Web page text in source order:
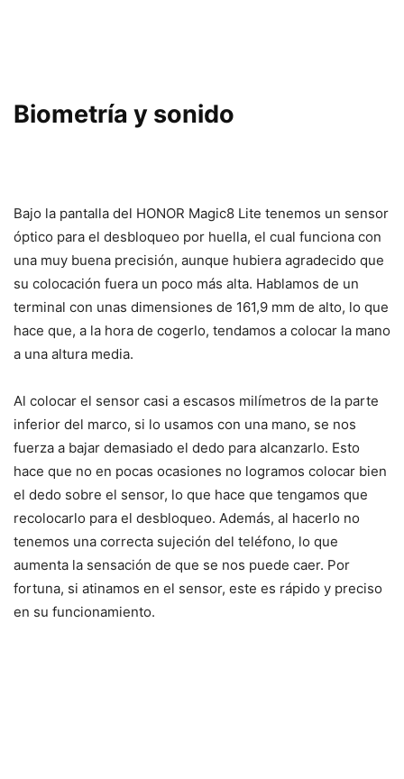
Biometría y sonido
Bajo la pantalla del HONOR Magic8 Lite tenemos un sensor
óptico para el desbloqueo por huella, el cual funciona con
una muy buena precisión, aunque hubiera agradecido que
su colocación fuera un poco más alta. Hablamos de un
terminal con unas dimensiones de 161,9 mm de alto, lo que
hace que, a la hora de cogerlo, tendamos a colocar la mano
a una altura media.
Al colocar el sensor casi a escasos milímetros de la parte
inferior del marco, si lo usamos con una mano, se nos
fuerza a bajar demasiado el dedo para alcanzarlo. Esto
hace que no en pocas ocasiones no logramos colocar bien
el dedo sobre el sensor, lo que hace que tengamos que
recolocarlo para el desbloqueo. Además, al hacerlo no
tenemos una correcta sujeción del teléfono, lo que
aumenta la sensación de que se nos puede caer. Por
fortuna, si atinamos en el sensor, este es rápido y preciso
en su funcionamiento.